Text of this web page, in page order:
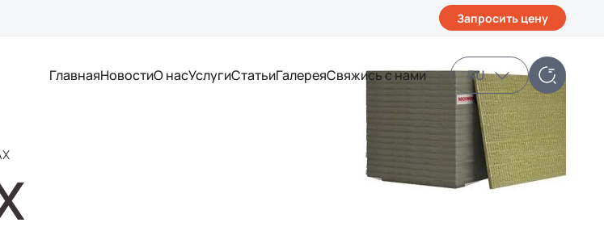
Запросить цену
ГлавнаяНовостиО насУслугиСтатьиГалереяСвяжись с нами RU